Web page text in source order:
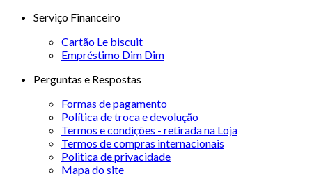
Serviço Financeiro
Cartão Le biscuit
Empréstimo Dim Dim
Perguntas e Respostas
Formas de pagamento
Política de troca e devolução
Termos e condições - retirada na Loja
Termos de compras internacionais
Politica de privacidade
Mapa do site